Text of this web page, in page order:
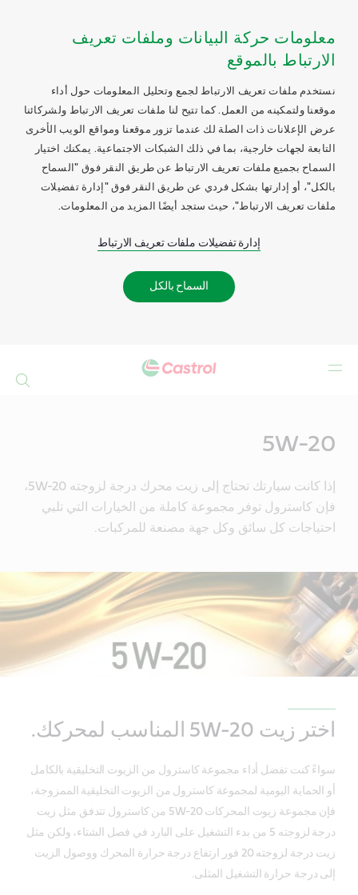
معلومات حركة البيانات وملفات تعريف
الارتباط بالموقع
نستخدم ملفات تعريف الارتباط لجمع وتحليل المعلومات حول أداء
موقعنا ولتمكينه من العمل. كما تتيح لنا ملفات تعريف الارتباط ولشركائنا
عرض الإعلانات ذات الصلة لك عندما تزور موقعنا ومواقع الويب الأخرى
التابعة لجهات خارجية، بما في ذلك الشبكات الاجتماعية. يمكنك اختيار
السماح بجميع ملفات تعريف الارتباط عن طريق النقر فوق "السماح
بالكل"، أو إدارتها بشكل فردي عن طريق النقر فوق "إدارة تفضيلات
ملفات تعريف الارتباط"، حيث ستجد أيضًا المزيد من المعلومات.
إدارة تفضيلات ملفات تعريف الارتباط
السماح بالكل
5W-20
إذا كانت سيارتك تحتاج إلى زيت محرك درجة لزوجته 5W-20،
فإن كاسترول توفر مجموعة كاملة من الخيارات التي تلبي
احتياجات كل سائق وكل جهة مصنعة للمركبات.
اختر زيت 5W-20 المناسب لمحركك.
سواءً كنت تفضل أداء مجموعة كاسترول من الزيوت التخليقية بالكامل
أو الحماية اليومية لمجموعة كاسترول من الزيوت التخليقية الممزوجة،
فإن مجموعة زيوت المحركات 5W-20 من كاسترول تتدفق مثل زيت
درجة لزوجته 5 من بدء التشغيل على البارد في فصل الشتاء، ولكن مثل
زيت درجة لزوجته 20 فور ارتفاع درجة حرارة المحرك ووصول الزيت
إلى درجة حرارة التشغيل المثلى.